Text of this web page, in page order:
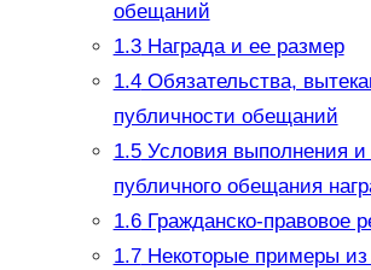
обещаний
1.3Награда и ее размер
1.4Обязательства,
публичности обещаний
1.5Условия выполнения и
публичного обещания
1.6Гражданско-правовое
1.7Некоторые примеры из